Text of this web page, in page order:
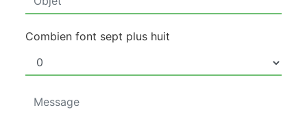
Combien font sept plus huit